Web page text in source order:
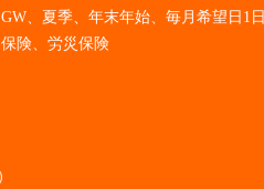
、夏季、年末年始、毎月希望日1日
険、労災保険